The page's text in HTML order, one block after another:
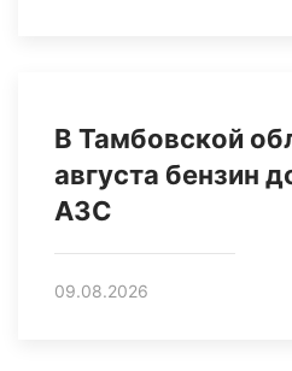
В Тамбовской
августа бензин
АЗС
09.08.2026